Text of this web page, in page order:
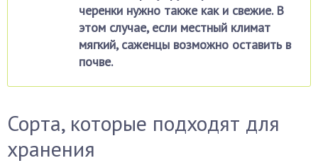
черенки нужно также как и свежие. В
этом случае, если местный климат
мягкий, саженцы возможно оставить в
почве.
Сорта, которые подходят для
хранения